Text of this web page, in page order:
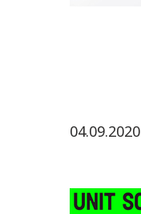
04.09.2020